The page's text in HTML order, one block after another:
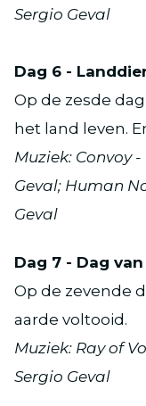
Sergio Geval
Dag 6 -
Op de zesde
het land leven.
Muziek: Convoy
Geval; Human
Geval
Dag 7 - Dag
Op de zevende
aarde voltooid.
Muziek: Ray of
Sergio Geval